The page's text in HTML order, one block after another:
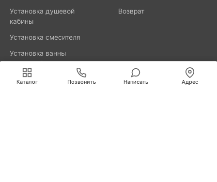
Установка душевой
кабины
Установка смесителя
Установка ванны
акриловой
Возврат
Каталог Позвонить Написать Адрес
Мы используем cookies для быстрой и удобной
работы сайта. Продолжая пользоваться сайтом, вы
принимаете условияобработки персональных данных.